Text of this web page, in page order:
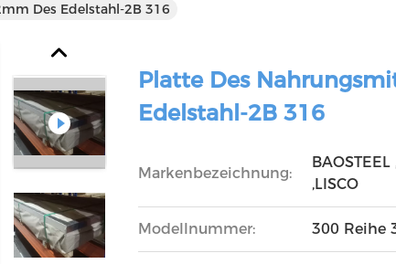
Des Edelstahl-2B 316
Platte Des
Edelstahl-2B 316
Markenbezeichnung:
BAOSTEEL
,LISCO
Modellnummer: 300 Reihe